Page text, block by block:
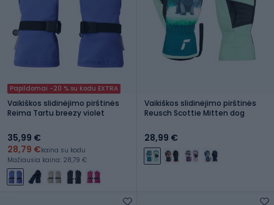
Papildomai -20 % su kodu EXTRA
Vaikiškos slidinėjimo pirštinės
Reima Tartu breezy violet
35,99 €
28,79 €kaina su kodu
Mažiausia kaina: 28,79 €
Vaikiškos slidinėjimo pirštinės
Reusch Scottie Mitten dog
28,99 €